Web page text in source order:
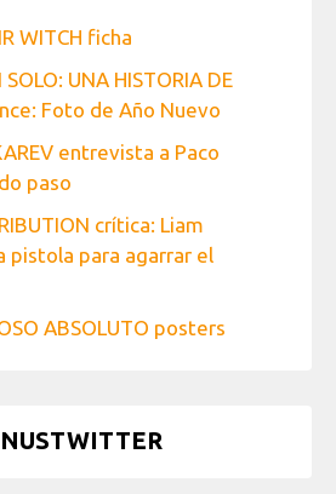
WITCH ficha
SOLO: UNA HISTORIA DE
Foto de Año Nuevo
entrevista a Paco
paso
crítica: Liam
pistola para agarrar el
ABSOLUTO posters